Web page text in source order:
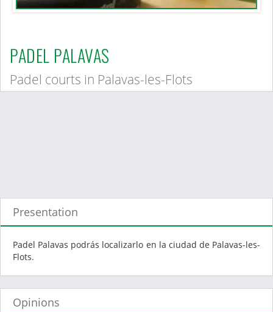
PADEL PALAVAS
Padel courts in Palavas-les-Flots
Presentation
Padel Palavas podrás localizarlo en la ciudad de Palavas-les-
Flots.
Opinions